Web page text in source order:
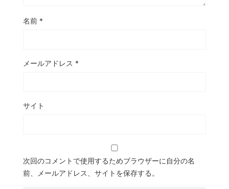
名前 *
メールアドレス *
サイト
次回のコメントで使用するためブラウザーに自分の名
前、メールアドレス、サイトを保存する。